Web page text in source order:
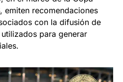
emiten recomendaciones
con la difusión de
para generar